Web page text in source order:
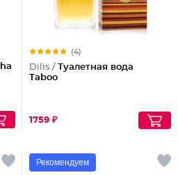
(4)
Dilis / Туалетная вода
Taboo
1759 ₽
Рекомендуем